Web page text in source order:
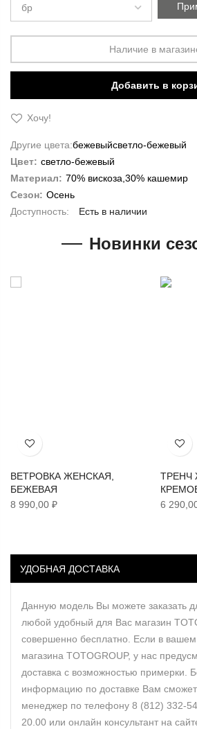
Наличие в
Добавить в
Хочу!
Другие цвета:бежевыйсветло-бежевый
Цвет: светло-бежевый
Материал: 70% вискоза,30% кашемир
Сезон: Осень
Есть в наличии
Новинки
Хочу!
ВЕТРОВКА ЖЕНСКАЯ,
БЕЖЕВАЯ
8 990,00 ₽
Хочу!
ТРЕНЧ
6
УДОБНАЯ ДОСТАВКА
Данную модель Вы можете заказать
любой удобный для Вас магазин
совершенно бесплатно. Если в вашем
магазина TOTOGROUP, у нас
доставка с возможностью примерки.
информацию по доставке Вам
менеджер по телефону 8 (812) 332-
20.00 или онлайн консультант на